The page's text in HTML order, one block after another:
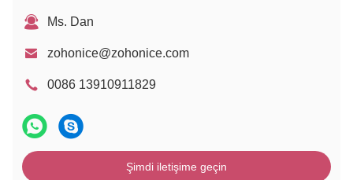
Ms. Dan
zohonice@zohonice.com
0086 13910911829
Şimdi iletişime geçin